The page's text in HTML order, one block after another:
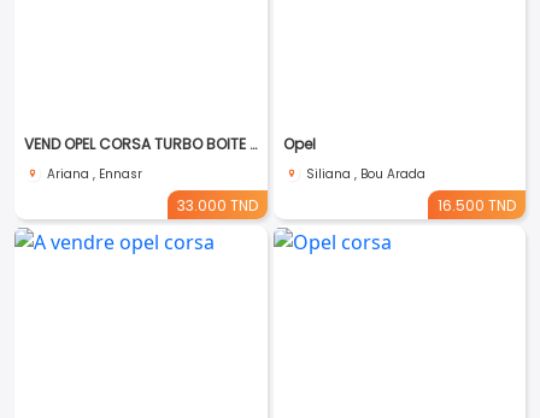
VEND OPEL CORSA TURBO BOITE AUTO
Ariana , Ennasr
33.000 TND
Opel
Siliana , Bou Arada
16.500 TND